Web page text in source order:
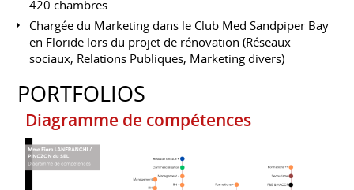
420 chambres
Chargée du Marketing dans le Club Med Sandpiper Bay
en Floride lors du projet de rénovation (Réseaux
sociaux, Relations Publiques, Marketing divers)
PORTFOLIOS
Diagramme de compétences